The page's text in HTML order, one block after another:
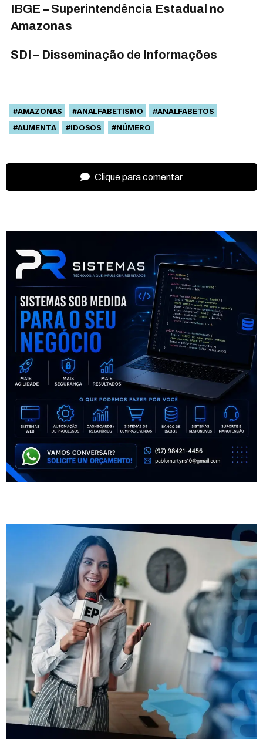
IBGE – Superintendência Estadual no
Amazonas
SDI – Disseminação de Informações
#AMAZONAS #ANALFABETISMO
#ANALFABETOS
#AUMENTA
#IDOSOS #NÚMERO
Clique para comentar